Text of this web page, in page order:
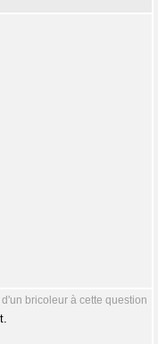
bricoleur à cette question